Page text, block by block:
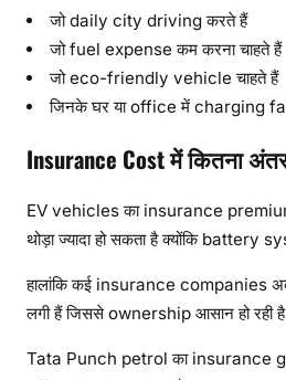
जो daily city driving करते हैं
जो fuel expense कम करना चाहते हैं
जो eco-friendly vehicle चाहते हैं
जिनके घर या office में charging
Insurance Cost में कितना
EV vehicles का insurance
थोड़ा ज्यादा हो सकता है क्योंकि battery
हालांकि कई insurance companies
लगी हैं जिससे ownership आसान हो रही
Tata Punch petrol का insurance